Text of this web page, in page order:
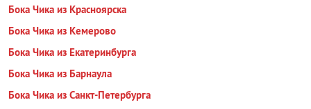
Бока Чика из Красноярска
Бока Чика из Кемерово
Бока Чика из Екатеринбурга
Бока Чика из Барнаула
Бока Чика из Санкт-Петербурга